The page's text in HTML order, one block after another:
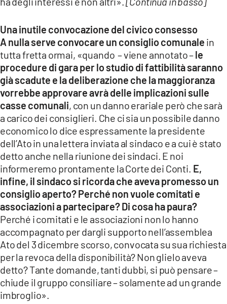
Una inutile convocazione del civico consesso
A nulla serve convocare un consiglio comunale in
tutta fretta ormai, «quando – viene annotato –le
procedure di gara per lo studio di fattibilità saranno
già scadute e la deliberazione che la maggioranza
vorrebbe approvare avrà delle implicazioni sulle
casse comunali, con un danno erariale però che sarà
a carico dei consiglieri. Che ci sia un possibile danno
economico lo dice espressamente la presidente
dell’Ato in una lettera inviata al sindaco e a cui è stato
detto anche nella riunione dei sindaci. E noi
informeremo prontamente la Corte dei Conti. E,
infine, il sindaco si ricorda che aveva promesso un
consiglio aperto? Perché non vuole comitati e
associazioni a partecipare? Di cosa ha paura?
Perché i comitati e le associazioni non lo hanno
accompagnato per dargli supporto nell’assemblea
Ato del 3 dicembre scorso, convocata su sua richiesta
per la revoca della disponibilità? Non glielo aveva
detto? Tante domande, tanti dubbi, si può pensare –
chiude il gruppo consiliare – solamente ad un grande
imbroglio».